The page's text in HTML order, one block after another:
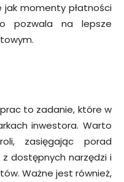
jak momenty płatności
pozwala na lepsze
to zadanie, które w
inwestora. Warto
zasięgając porad
dostępnych narzędzi i
Ważne jest również,